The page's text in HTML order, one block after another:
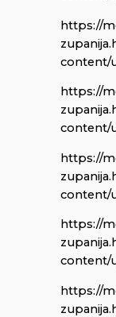
https://
content/
https://
content/
https://
content/
https://
content/
https://